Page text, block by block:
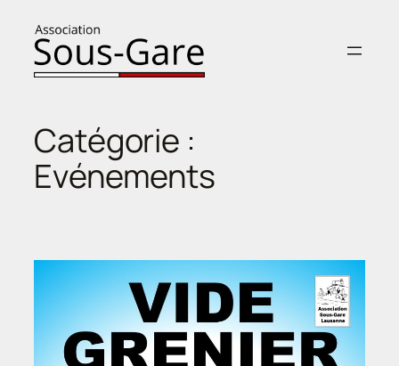
contenu
Catégorie :
Evénements